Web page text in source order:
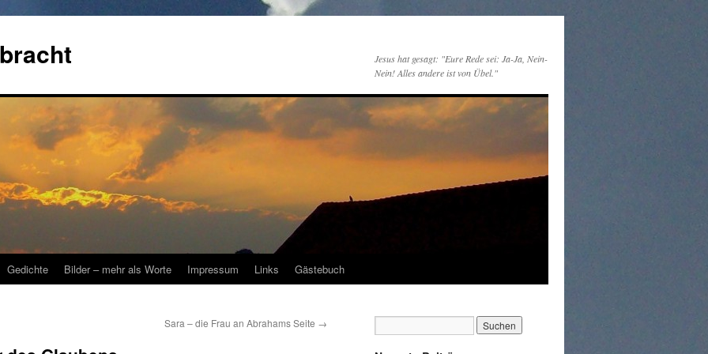
Jesus hat gesagt: "Eure Rede sei: Ja-Ja, Nein-
Nein! Alles andere ist von Übel."
Gedichte Bilder – mehr als Worte Impressum Links Gästebuch
Sara – die Frau an Abrahams Seite →